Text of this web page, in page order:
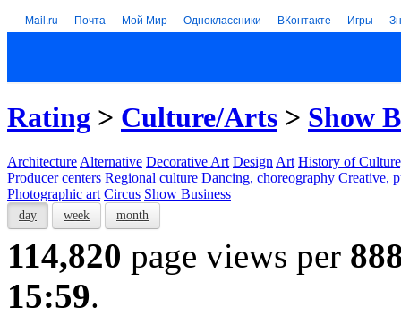
Mail.ru Почта Мой Мир Одноклассники ВКонтакте Игры
Rating > Culture/Arts > Show
Architecture Alternative Decorative Art Design Art History of
Producer centers Regional culture Dancing, choreography Creative,
Photographic art Circus Show Business
day week month
114,820 page views per
15:59.